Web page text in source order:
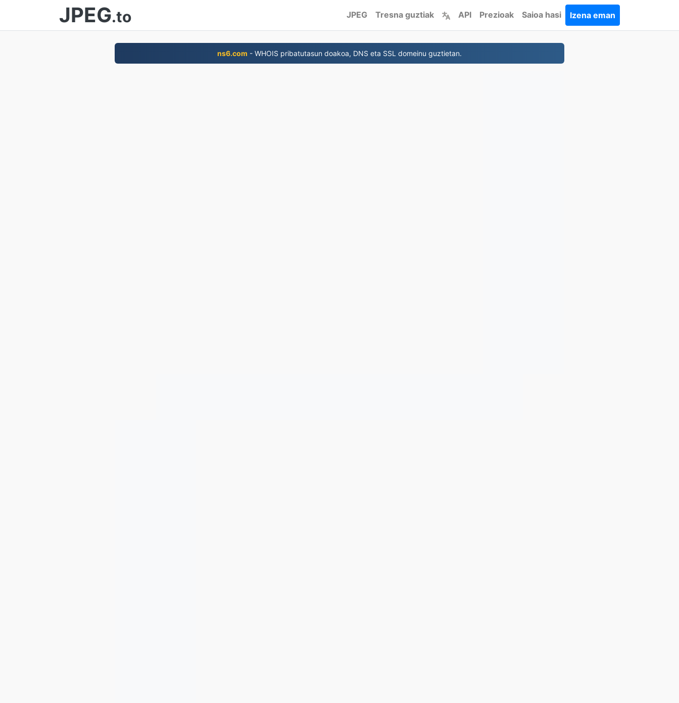
JPEG.to JPEG Tresna guztiak API Prezioak Saioa hasi Izena eman
ns6.com - WHOIS pribatutasun doakoa, DNS eta SSL domeinu guztietan.